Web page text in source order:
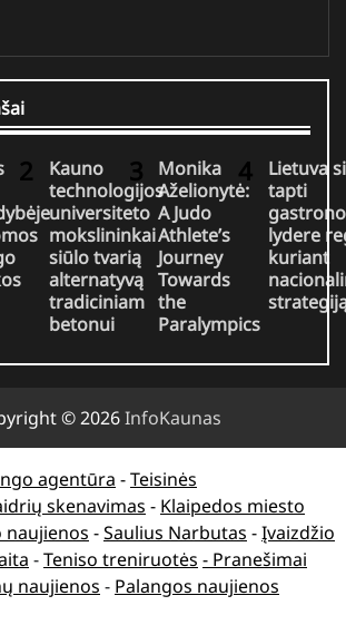
Kauno
technologijos
universiteto
mokslininkai
siūlo tvarią
alternatyvą
tradiciniam
betonui
Monika
Aželionytė:
A Judo
Athlete’s
Journey
Towards
the
Paralympics
Lietuva
tapti
lydere
kuriant
© 2026InfoKaunas
agentūra -Teisinės
skenavimas - Klaipedos miesto
naujienos -Saulius Narbutas -Įvaizdžio
-Teniso treniruotės - Pranešimai
naujienos - Palangos naujienos